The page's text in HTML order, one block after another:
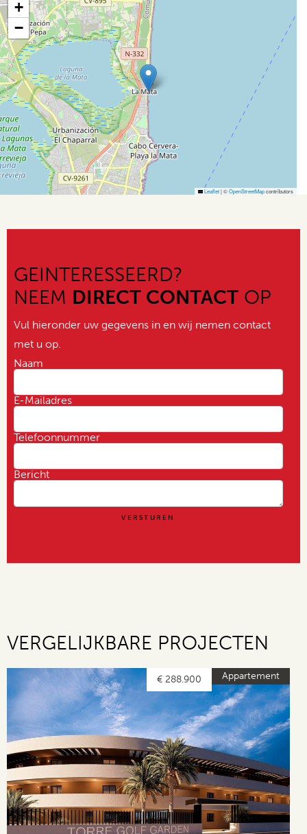
+
−
Leaflet|©OpenStreetMapcontributors
GEINTERESSEERD?
NEEM DIRECT CONTACT OP
Vul hieronder uw gegevens in en wij nemen contact
met u op.
Naam
E-Mailadres
Telefoonnummer
Bericht
VERGELIJKBARE PROJECTEN
Appartement
€ 288.900